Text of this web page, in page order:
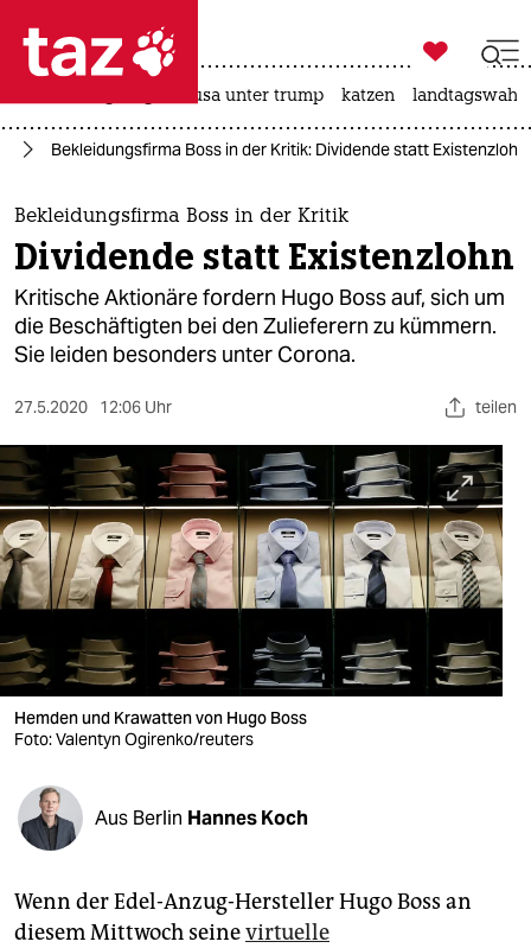
 taz zahl ich
taz zahl ich
themen
politik
öko
sport
berlin
nord
wahrheit
verlag
verlag
veranstaltungen
shop
unterstützen

taz zahl ich
usa unter trump katzen landtagswahl
Bekleidungsfirma Boss in der Kritik: Dividende statt Existenzlohn
Bekleidungsfirma Boss in der Kritik
Dividende statt Existenzlohn
Kritische Aktionäre fordern Hugo Boss auf, sich um
die Beschäftigten bei den Zulieferern zu kümmern.
Sie leiden besonders unter Corona.
27.5.2020 12:06 Uhr teilen
Hemden und Krawatten von Hugo Boss
Foto: Valentyn Ogirenko/reuters
Aus Berlin Hannes Koch
Wenn der Edel-Anzug-Hersteller Hugo Boss an
diesem Mittwoch seinevirtuelle